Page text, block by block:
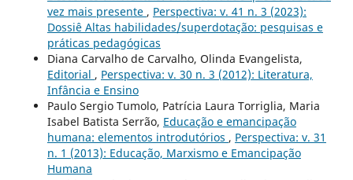
vez mais presente , Perspectiva: v. 41 n. 3 (2023):
Dossiê Altas habilidades/superdotação: pesquisas e
práticas pedagógicas
Diana Carvalho de Carvalho, Olinda Evangelista,
Editorial , Perspectiva: v. 30 n. 3 (2012): Literatura,
Infância e Ensino
Paulo Sergio Tumolo, Patrícia Laura Torriglia, Maria
Isabel Batista Serrão, Educação e emancipação
humana: elementos introdutórios , Perspectiva: v. 31
n. 1 (2013): Educação, Marxismo e Emancipação
Humana